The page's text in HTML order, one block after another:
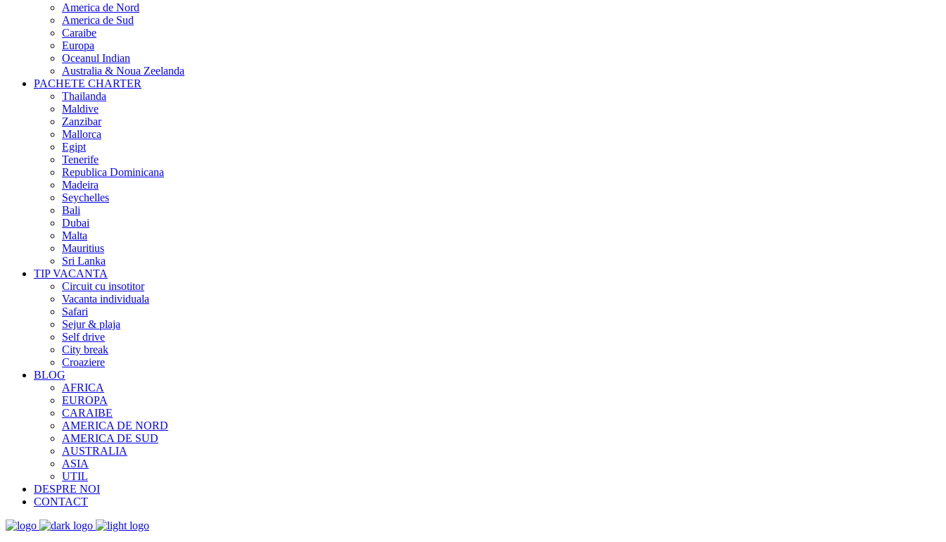
America de Nord
America de Sud
Caraibe
Europa
Oceanul Indian
Australia & Noua Zeelanda
PACHETE CHARTER
Thailanda
Maldive
Zanzibar
Mallorca
Egipt
Tenerife
Republica Dominicana
Madeira
Seychelles
Bali
Dubai
Malta
Mauritius
Sri Lanka
TIP VACANTA
Circuit cu insotitor
Vacanta individuala
Safari
Sejur & plaja
Self drive
City break
Croaziere
BLOG
AFRICA
EUROPA
CARAIBE
AMERICA DE NORD
AMERICA DE SUD
AUSTRALIA
ASIA
UTIL
DESPRE NOI
CONTACT